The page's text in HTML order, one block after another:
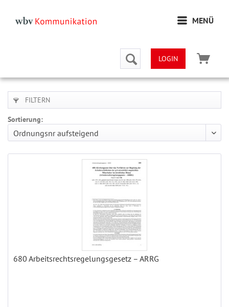
MENÜ
LOGIN
FILTERN
Sortierung:
680 Arbeitsrechtsregelungsgesetz – ARRG